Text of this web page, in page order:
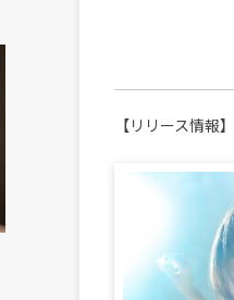
【リリース情報】